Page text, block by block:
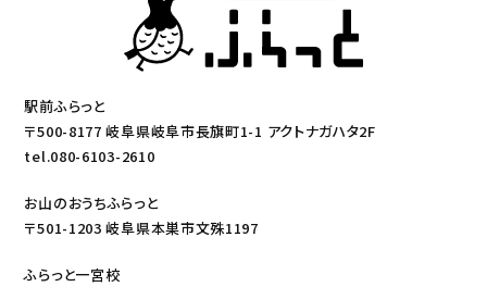
駅前ふらっと
〒500-8177 岐阜県岐阜市長旗町1-1 アクトナガハタ2F
tel.080-6103-2610
お山のおうちふらっと
〒501-1203 岐阜県本巣市文殊1197
ふらっと一宮校